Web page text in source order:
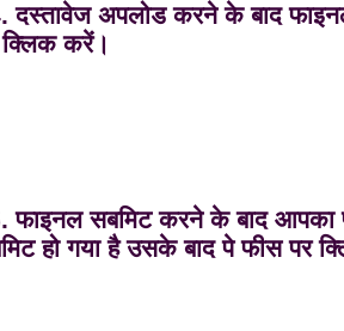
दस्तावेज अपलोड करने के बाद
क्लिक करें।
फाइनल सबमिट करने के बाद आपका
हो गया है उसके बाद पे फीस पर